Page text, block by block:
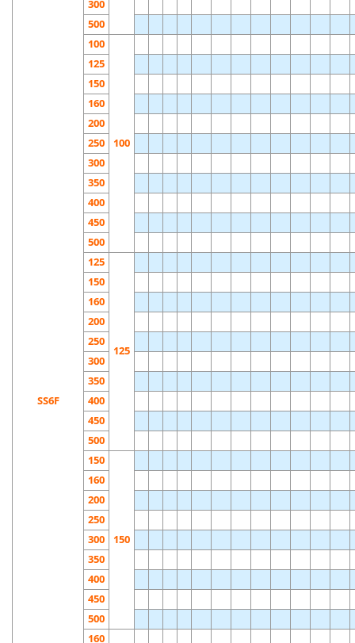
SS6F
300
500
100
100
125
150
160
200
250
300
350
400
450
500
125
125
150
160
200
250
300
350
400
450
500
150
150
160
200
250
300
350
400
450
500
160